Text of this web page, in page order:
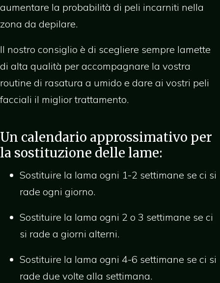
aumentare la probabilità di peli incarniti nella
zona da depilare.
Il nostro consiglio è di scegliere sempre lamette
di alta qualità per accompagnare la vostra
routine di rasatura a umido e dare ai vostri peli
facciali il miglior trattamento.
Un calendario approssimativo per
la sostituzione delle lame:
Sostituire la lama ogni 1-2 settimane se ci si
rade ogni giorno.
Sostituire la lama ogni 2 o 3 settimane se ci
si rade a giorni alterni.
Sostituire la lama ogni 4-6 settimane se ci si
rade due volte alla settimana.